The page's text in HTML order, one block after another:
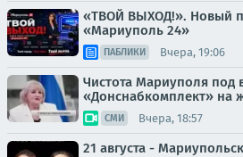
«ТВОЙ ВЫХОД!». Новый
«Мариуполь 24»
ПАБЛИКИ Вчера, 19:06
Чистота Мариуполя под
«Донснабкомплект» на
СМИ Вчера, 18:57
21 августа -